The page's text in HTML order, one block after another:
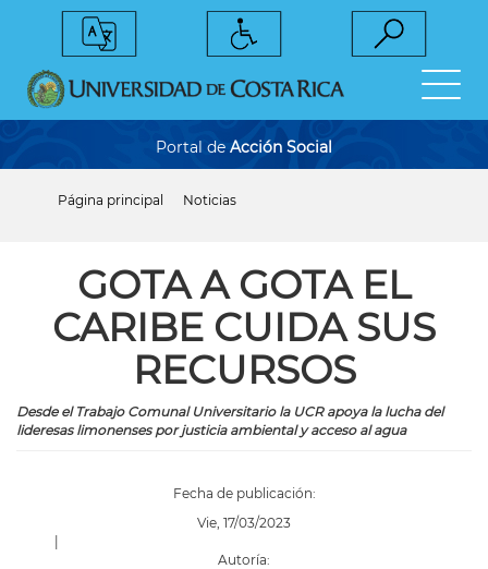
Portal de Acción Social
ayuda
navegación
Página principal Noticias
GOTA A GOTA EL
CARIBE CUIDA SUS
RECURSOS
Desde el Trabajo Comunal Universitario la UCR apoya la lucha del
lideresas limonenses por justicia ambiental y acceso al agua
Fecha de publicación:
Vie, 17/03/2023
|
Autoría: